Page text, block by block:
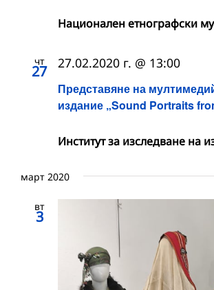
Национален етнографски
чт
27
Представяне на
издание „Sound Portraits
27.02.2020 г. @ 13:00
Институт за изследване на
март 2020
вт
3